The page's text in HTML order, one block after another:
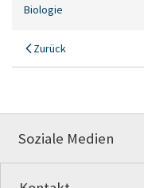
Zurück
Biologie
Soziale Medien